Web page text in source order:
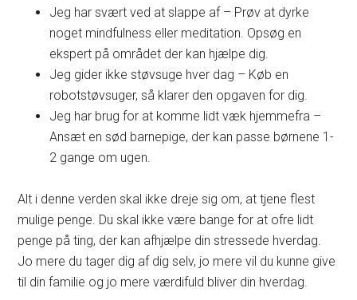
Jeg har svært ved at slappe af – Prøv at dyrke
noget mindfulness eller meditation. Opsøg en
ekspert på området der kan hjælpe dig.
Jeg gider ikke støvsuge hver dag – Køb en
robotstøvsuger, så klarer den opgaven for dig.
Jeg har brug for at komme lidt væk hjemmefra –
Ansæt en sød barnepige, der kan passe børnene 1-
2 gange om ugen.
Alt i denne verden skal ikke dreje sig om, at tjene flest
mulige penge. Du skal ikke være bange for at ofre lidt
penge på ting, der kan afhjælpe din stressede hverdag.
Jo mere du tager dig af dig selv, jo mere vil du kunne give
til din familie og jo mere værdifuld bliver din hverdag.